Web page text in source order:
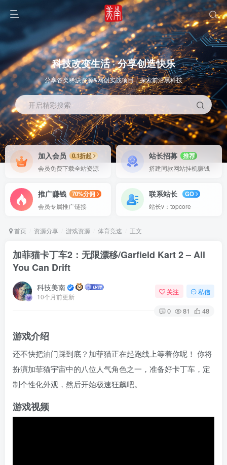
OS教程 SOFT教程
软件
Arch Linux
Linux软件 Android软件
科技改变生活 · 分享创造快乐
分享各类稀缺资源&网创实战项目，探索前沿黑科技
开启精彩搜索
加入会员
0.1折起
会员免费下载全站资源
站长招募
推荐
搭建同款网站挂机赚钱
推广赚钱
70%分佣
会员专属推广链接
联系站长
GO
站长v：topcore
首页 资源分享 游戏资源 体育竞速 正文
加菲猫卡丁车2：无限漂移/Garfield Kart 2 – All
You Can Drift
科技美南
10个月前更新
关注 私信
0 81 48
游戏介绍
还不快把油门踩到底？加菲猫正在起跑线上等着你呢！ 你将
扮演加菲猫宇宙中的八位人气角色之一，准备好卡丁车，定
制个性化外观，然后开始极速狂飙吧。
游戏视频